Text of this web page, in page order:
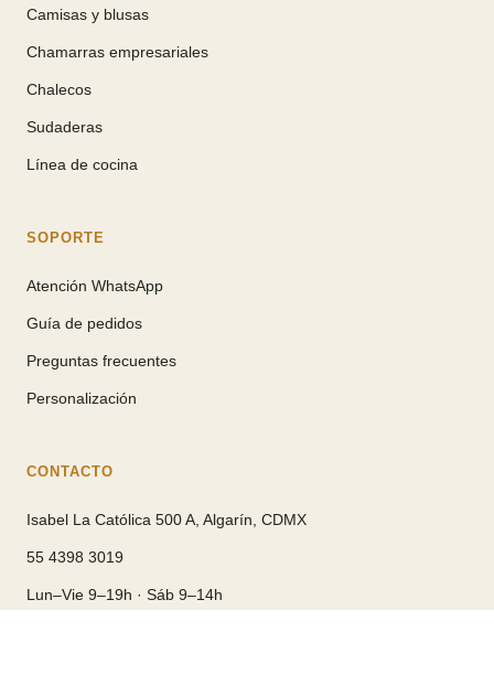
Camisas y blusas
Chamarras empresariales
Chalecos
Sudaderas
Línea de cocina
SOPORTE
Atención WhatsApp
Guía de pedidos
Preguntas frecuentes
Personalización
CONTACTO
Isabel La Católica 500 A, Algarín, CDMX
55 4398 3019
Lun–Vie 9–19h · Sáb 9–14h